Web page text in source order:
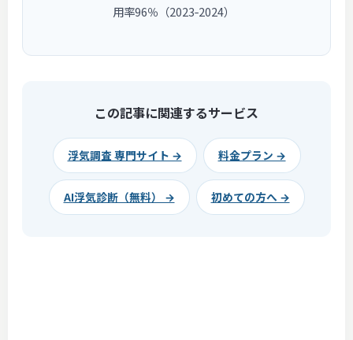
用率96％（2023‑2024）
この記事に関連するサービス
浮気調査 専門サイト → 料金プラン →
AI浮気診断（無料） → 初めての方へ →